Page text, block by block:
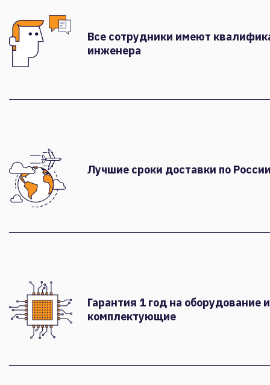
Все сотрудники имеют
инженера
Лучшие сроки доставки по
Гарантия 1 год на оборудование и
комплектующие